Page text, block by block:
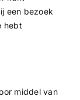
een bezoek
hebt
middel van